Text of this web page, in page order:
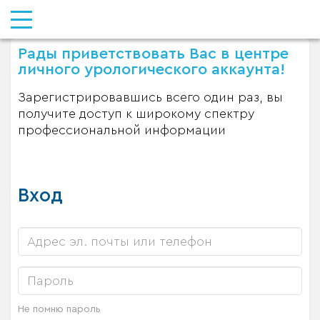
Рады приветствовать Вас в центре
личного урологического аккаунта!
Зарегистрировавшись всего один раз, вы
получите доступ к широкому спектру
профессиональной информации
Вход
Не помню пароль